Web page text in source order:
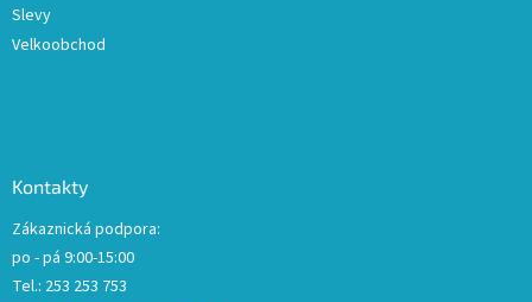
Slevy
Velkoobchod
Kontakty
Zákaznická podpora:
po - pá 9:00-15:00
Tel.: 253 253 753